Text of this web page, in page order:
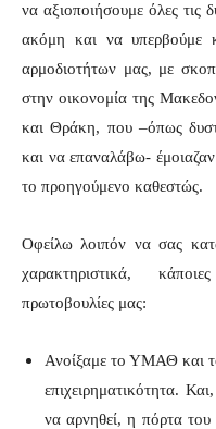
να αξιοποιήσουμε όλες τις
ακόμη και να υπερβούμε
αρμοδιοτήτων μας, με
στην οικονομία της
και Θράκη, που –όπως
και να επαναλάβω-
το προηγούμενο καθεστώς.
Οφείλω λοιπόν να σας
χαρακτηριστικά,
πρωτοβουλίες μας:
Ανοίξαμε το ΥΜΑΘ και
επιχειρηματικότητα.
να αρνηθεί, η πόρτα του